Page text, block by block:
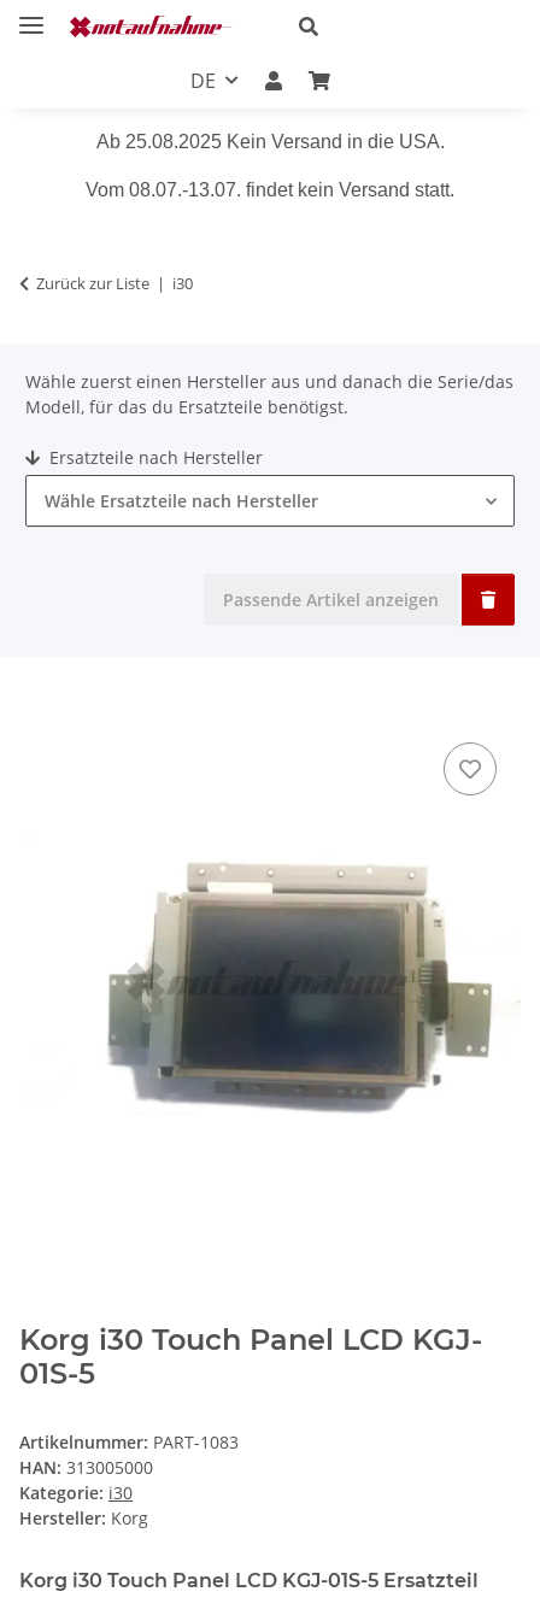
DE
Ab 25.08.2025 Kein Versand in die USA.
Vom 08.07.-13.07. findet kein Versand statt.
Zurück zur Liste i30
Wähle zuerst einen Hersteller aus und danach die Serie/das
Modell, für das du Ersatzteile benötigst.
Ersatzteile nach Hersteller
Wähle Ersatzteile nach Hersteller
Passende Artikel anzeigen
Korg i30 Touch Panel LCD KGJ-
01S-5
Artikelnummer: PART-1083
HAN: 313005000
Kategorie: i30
Hersteller: Korg
Korg i30 Touch Panel LCD KGJ-01S-5 Ersatzteil